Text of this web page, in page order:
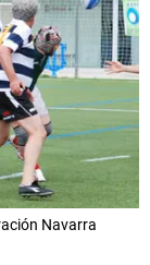
Navarra